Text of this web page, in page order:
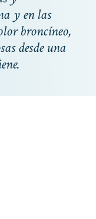
y en las
broncíneo,
desde una